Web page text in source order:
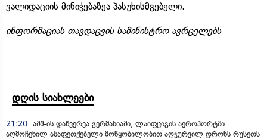
ვალიდაციის მინიჭებაზეა პასუხისმგებელი.
ინფორმაციას თავდაცვის სამინისტრო ავრცელებს
დღის სიახლეები
21:20 აშშ-ის დაზვერვა გერმანიაში, ლაიფციგის აეროპორტში
აღმოჩენილ ასაფეთქებელი მოწყობილობით აღჭურვილ დრონს რუსეთს